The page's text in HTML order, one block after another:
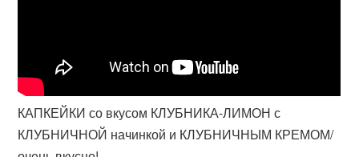
КАПКЕЙКИ со вкусом КЛУБНИКА-ЛИМОН с
КЛУБНИЧНОЙ начинкой и КЛУБНИЧНЫМ КРЕМОМ/